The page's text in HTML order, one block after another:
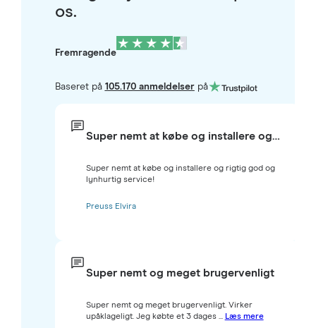
os.
Fremragende
Baseret på 105.170 anmeldelserpå
Super nemt at købe og installere og…
Super nemt at købe og installere og rigtig god og
lynhurtig service!
Preuss Elvira
Super nemt og meget brugervenligt
Super nemt og meget brugervenligt. Virker
upåklageligt. Jeg købte et 3 dages ... Læs mere